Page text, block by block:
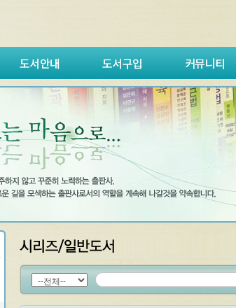
도서안내 도서구입 커뮤니티